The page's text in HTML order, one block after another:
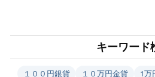
キーワード
１００円銀貨 １０万円金貨 1万